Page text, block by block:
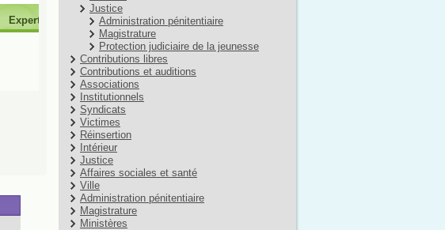
Justice
Administration pénitentiaire
Magistrature
Protection judiciaire de la jeunesse
Contributions libres
Contributions et auditions
Associations
Institutionnels
Syndicats
Victimes
Réinsertion
Intérieur
Justice
Affaires sociales et santé
Ville
Administration pénitentiaire
Magistrature
Ministères